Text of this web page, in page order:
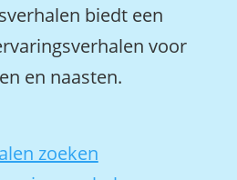
biedt een
voor
en naasten.
zoeken